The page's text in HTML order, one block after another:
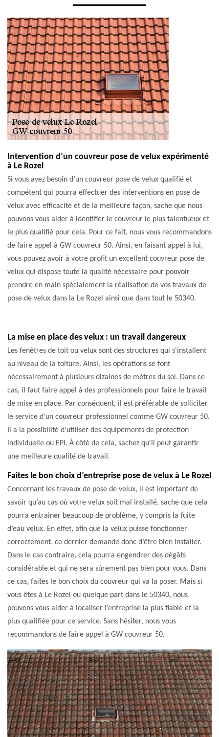
Intervention d’un couvreur pose de velux expérimenté
à Le Rozel
Si vous avez besoin d’un couvreur pose de velux qualifié et
compétent qui pourra effectuer des interventions en pose de
velux avec efficacité et de la meilleure façon, sache que nous
pouvons vous aider à identifier le couvreur le plus talentueux et
le plus qualifié pour cela. Pour ce fait, nous vous recommandons
de faire appel à GW couvreur 50. Ainsi, en faisant appel à lui,
vous pouvez avoir à votre profit un excellent couvreur pose de
velux qui dispose toute la qualité nécessaire pour pouvoir
prendre en main spécialement la réalisation de vos travaux de
pose de velux dans la Le Rozel ainsi que dans tout le 50340.
La mise en place des velux : un travail dangereux
Les fenêtres de toit ou velux sont des structures qui s'installent
au niveau de la toiture. Ainsi, les opérations se font
nécessairement à plusieurs dizaines de mètres du sol. Dans ce
cas, il faut faire appel à des professionnels pour faire le travail
de mise en place. Par conséquent, il est préférable de solliciter
le service d'un couvreur professionnel comme GW couvreur 50.
Il a la possibilité d'utiliser des équipements de protection
individuelle ou EPI. À côté de cela, sachez qu'il peut garantir
une meilleure qualité de travail.
Faites le bon choix d’entreprise pose de velux à Le Rozel
Concernant les travaux de pose de velux, il est important de
savoir qu’au cas où votre velux soit mal installé, sache que cela
pourra entrainer beaucoup de problème, y compris la fuite
d’eau velux. En effet, afin que la velux puisse fonctionner
correctement, ce dernier demande donc d’être bien installer.
Dans le cas contraire, cela pourra engendrer des dégâts
considérable et qui ne sera sûrement pas bien pour vous. Dans
ce cas, faites le bon choix du couvreur qui va la poser. Mais si
vous êtes à Le Rozel ou quelque part dans le 50340, nous
pouvons vous aider à localiser l’entreprise la plus fiable et la
plus qualifiée pour ce service. Sans hésiter, nous vous
recommandons de faire appel à GW couvreur 50.